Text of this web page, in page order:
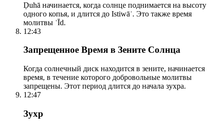
Ḍuhā начинается, когда солнце поднимается на высоту
одного копья, и длится до Istiwāʾ. Это также время
молитвы ʿĪd.
12:43
Запрещенное Время в Зените Солнца
Когда солнечный диск находится в зените, начинается
время, в течение которого добровольные молитвы
запрещены. Этот период длится до начала зухра.
12:47
Зухр